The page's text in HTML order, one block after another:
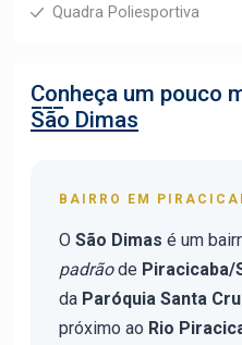
Quadra Poliesportiva
Conheça um pouco
São Dimas
BAIRRO EM
O São Dimas é um
padrãode Piracicaba/
da Paróquia Santa
próximo ao Rio